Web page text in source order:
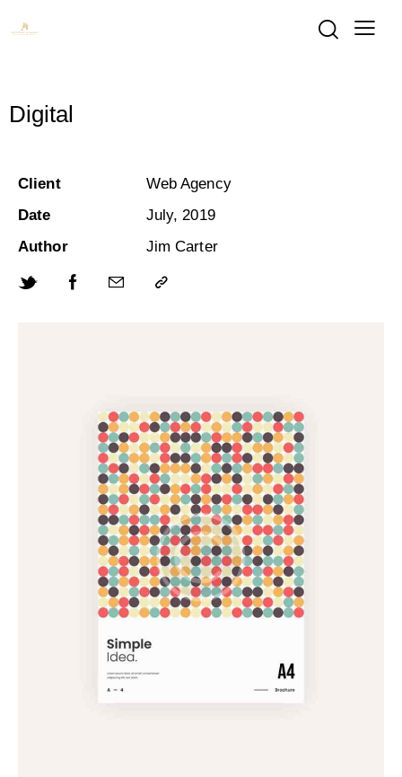
Digital
Client
Web Agency
Date
July, 2019
Author
Jim Carter